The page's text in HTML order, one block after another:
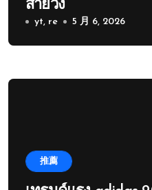
สายวิ่ง
yt, re 5 月 6, 2026
推薦